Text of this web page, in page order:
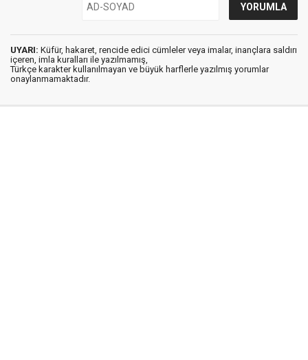
UYARI: Küfür, hakaret, rencide edici cümleler veya imalar, inançlara saldırı
içeren, imla kuralları ile yazılmamış,
Türkçe karakter kullanılmayan ve büyük harflerle yazılmış yorumlar
onaylanmamaktadır.